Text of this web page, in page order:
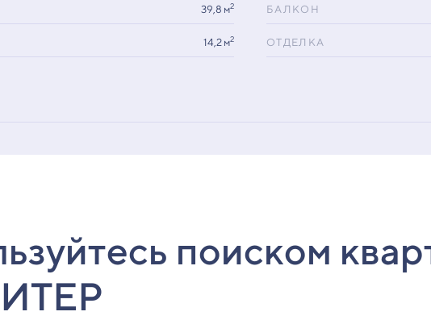
39,8 м2
14,2 м2
БАЛКОН
ОТДЕЛКА
поиском